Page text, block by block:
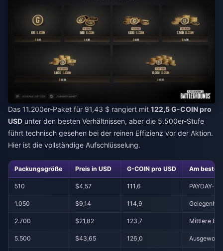
Das 11.200er-Paket für 91,43 $ rangiert mit 122,5 G-COIN pro
USD unter den besten Verhältnissen, aber die 5.500er-Stufe
führt technisch gesehen bei der reinen Effizienz vor der Aktion.
Hier ist die vollständige Aufschlüsselung.
Packungsgröße Preis in USD G-COIN pro USD Am
510 $4,57 111,6 PAYDAY-
1.050 $9,14 114,9
2.700 $21,82 123,7 Mittlere
5.500 $43,65 126,0